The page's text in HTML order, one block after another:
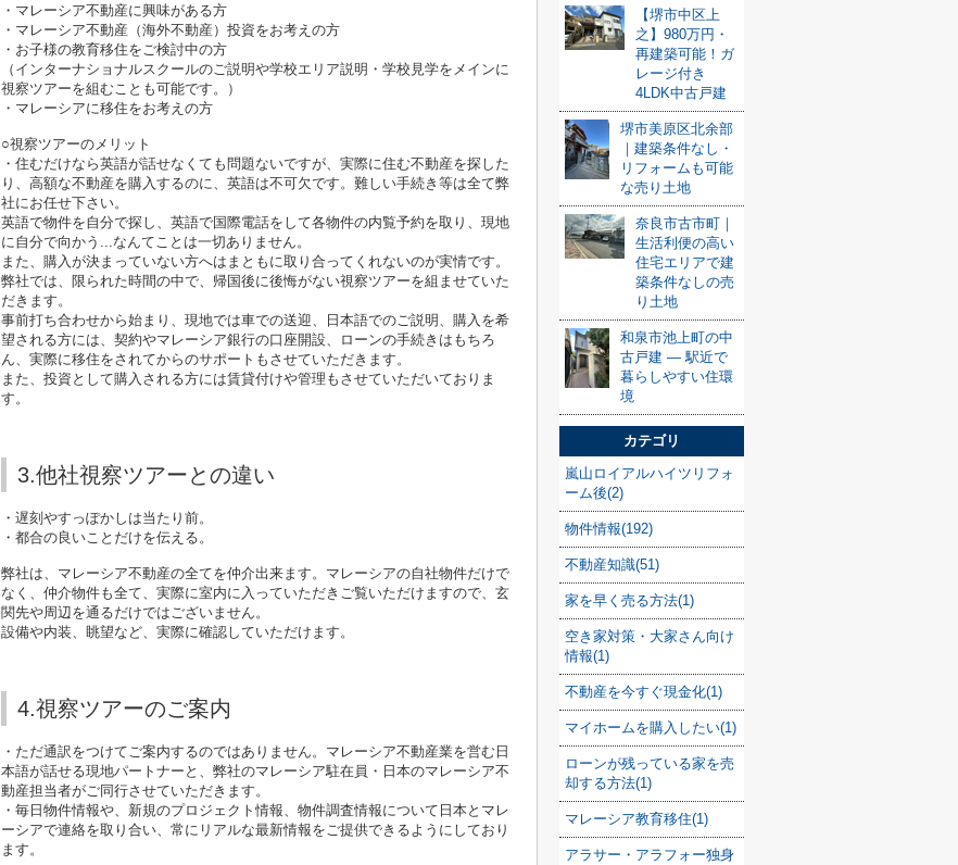
・マレーシア不動産に興味がある方
・マレーシア不動産（海外不動産）投資をお考えの方
・お子様の教育移住をご検討中の方
（インターナショナルスクールのご説明や学校エリア説明・学校見学をメインに
視察ツアーを組むことも可能です。）
・マレーシアに移住をお考えの方
○視察ツアーのメリット
・住むだけなら英語が話せなくても問題ないですが、実際に住む不動産を探した
り、高額な不動産を購入するのに、英語は不可欠です。難しい手続き等は全て弊
社にお任せ下さい。
英語で物件を自分で探し、英語で国際電話をして各物件の内覧予約を取り、現地
に自分で向かう...なんてことは一切ありません。
また、購入が決まっていない方へはまともに取り合ってくれないのが実情です。
弊社では、限られた時間の中で、帰国後に後悔がない視察ツアーを組ませていた
だきます。
事前打ち合わせから始まり、現地では車での送迎、日本語でのご説明、購入を希
望される方には、契約やマレーシア銀行の口座開設、ローンの手続きはもちろ
ん、 実際に移住をされてからのサポートもさせていただきます。
また、投資として購入される方には賃貸付けや管理もさせていただいておりま
す。
3.他社視察ツアーとの違い
・遅刻やすっぽかしは当たり前。
・都合の良いことだけを伝える。
弊社は、マレーシア不動産の全てを仲介出来ます。マレーシアの自社物件だけで
なく、仲介物件も全て、実際に室内に入っていただきご覧いただけますので、玄
関先や周辺を通るだけではございません。
設備や内装、眺望など、実際に確認していただけます。
4.視察ツアーのご案内
・ただ通訳をつけてご案内するのではありません。マレーシア不動産業を営む日
本語が話せる現地パートナーと、弊社のマレーシア駐在員・日本のマレーシア不
動産担当者がご同行させていただきます。
・毎日物件情報や、新規のプロジェクト情報、物件調査情報について日本とマレ
ーシアで連絡を取り合い、常にリアルな最新情報をご提供できるようにしており
ます。
【堺市中区上
之】980万円・
再建築可能！ガ
レージ付き
4LDK中古戸建
堺市美原区北余部
｜建築条件なし・
リフォームも可能
な売り土地
奈良市古市町｜
生活利便の高い
住宅エリアで建
築条件なしの売
り土地
和泉市池上町の中
古戸建 — 駅近で
暮らしやすい住環
境
カテゴリ
嵐山ロイアルハイツリフォ
ーム後(2)
物件情報(192)
不動産知識(51)
家を早く売る方法(1)
空き家対策・大家さん向け
情報(1)
不動産を今すぐ現金化(1)
マイホームを購入したい(1)
ローンが残っている家を売
却する方法(1)
マレーシア教育移住(1)
アラサー・アラフォー独身